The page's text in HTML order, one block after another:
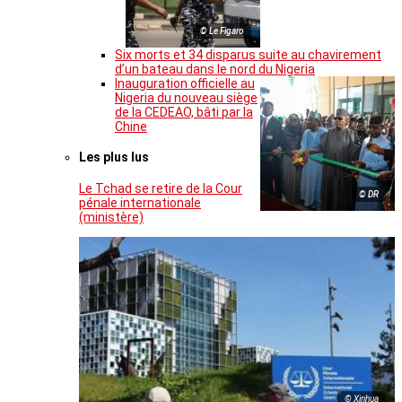
© Le Figaro
Six morts et 34 disparus suite au chavirement
d’un bateau dans le nord du Nigeria
© DR
Inauguration officielle au
Nigeria du nouveau siège
de la CEDEAO, bâti par la
Chine
Les plus lus
Le Tchad se retire de la Cour
pénale internationale
(ministère)
© Xinhua